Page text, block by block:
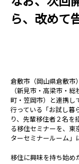
ら、改めて
倉敷市（岡山県倉敷市
（新見市・高梁市・
町・笠岡市）と連携し
行っている「お試し暮
り、先輩移住者２名を
る移住セミナーを、東
ターセミナールーム」
移住に興味を持ち始め